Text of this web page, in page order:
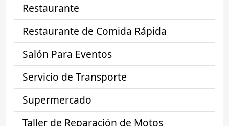
Restaurante
Restaurante de Comida Rápida
Salón Para Eventos
Servicio de Transporte
Supermercado
Taller de Reparación de Motos